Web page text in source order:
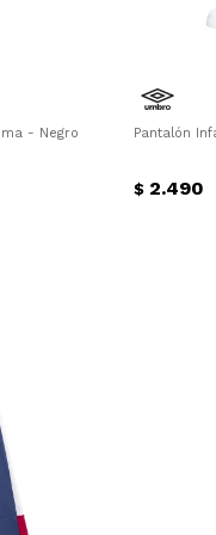
- Negro Pantalón
$ 2.490